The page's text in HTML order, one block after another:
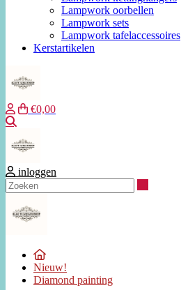
Lampwork oorbellen
Lampwork sets
Lampwork tafelaccessoires
Kerstartikelen
€0,00
inloggen
Nieuw!
Diamond painting